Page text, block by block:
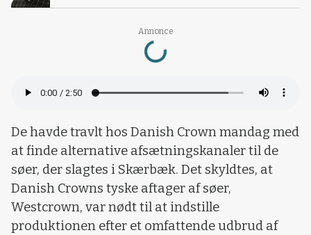
Annonce
Loading...
De havde travlt hos Danish Crown mandag med
at finde alternative afsætningskanaler til de
søer, der slagtes i Skærbæk. Det skyldtes, at
Danish Crowns tyske aftager af søer,
Westcrown, var nødt til at indstille
produktionen efter et omfattende udbrud af